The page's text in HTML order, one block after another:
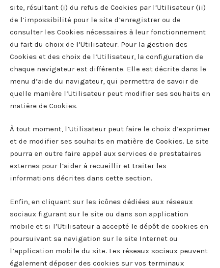
site, résultant (i) du refus de Cookies par l’Utilisateur (ii)
de l’impossibilité pour le site d’enregistrer ou de
consulter les Cookies nécessaires à leur fonctionnement
du fait du choix de l’Utilisateur. Pour la gestion des
Cookies et des choix de l’Utilisateur, la configuration de
chaque navigateur est différente. Elle est décrite dans le
menu d’aide du navigateur, qui permettra de savoir de
quelle manière l’Utilisateur peut modifier ses souhaits en
matière de Cookies.
À tout moment, l’Utilisateur peut faire le choix d’exprimer
et de modifier ses souhaits en matière de Cookies. Le site
pourra en outre faire appel aux services de prestataires
externes pour l’aider à recueillir et traiter les
informations décrites dans cette section.
Enfin, en cliquant sur les icônes dédiées aux réseaux
sociaux figurant sur le site ou dans son application
mobile et si l’Utilisateur a accepté le dépôt de cookies en
poursuivant sa navigation sur le site Internet ou
l’application mobile du site. Les réseaux sociaux peuvent
également déposer des cookies sur vos terminaux